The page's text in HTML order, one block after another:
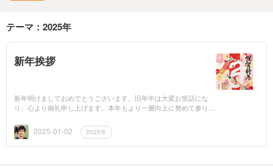
テーマ：2025年
新年挨拶
新年明けましておめでとうございます。旧年中は大変お世話にな
り、心より御礼申し上げます。本年もより一層向上に努めて参りま
す。皆様のご...
2025-01-02 2025年